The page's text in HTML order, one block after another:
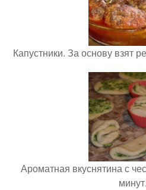
Капустники. За основу взят
Ароматная вкуснятина с
минут.